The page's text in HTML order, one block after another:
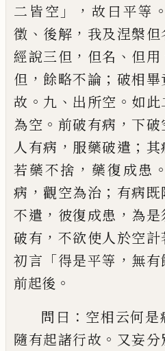
二皆空 」， 故曰平等 。
徵 、 後解 ， 我及涅槃但
經說三但 ， 但名 、 但用
但 ，餘略不論 ； 破相畢
故 。 九 、 出所空 。 如此
為空 。 前破有病 ， 下破
人有病 ， 服藥破遣 ； 其
若藥不捨 ， 藥復成患 。
病 ，觀空為治 ； 有病既
不遣 ， 彼復成患 ， 為是
破有 ， 不欲使人於空計
初言 「得是平等 ， 無有
前起後 。
問曰 ： 空相云何是
隨有起諸行故 。 又妄分